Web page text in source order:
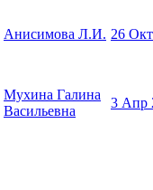
Анисимова Л.И. 26
Мухина Галина
Васильевна
3 Апр